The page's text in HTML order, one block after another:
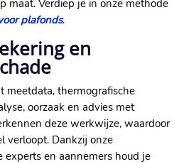
maat.​ Verdiep je in onze methode
plafonds.​
en
meetdata, thermografische
oorzaak en advies met
deze werkwijze, waardoor
verloopt.​ Dankzij onze
en aannemers houd je